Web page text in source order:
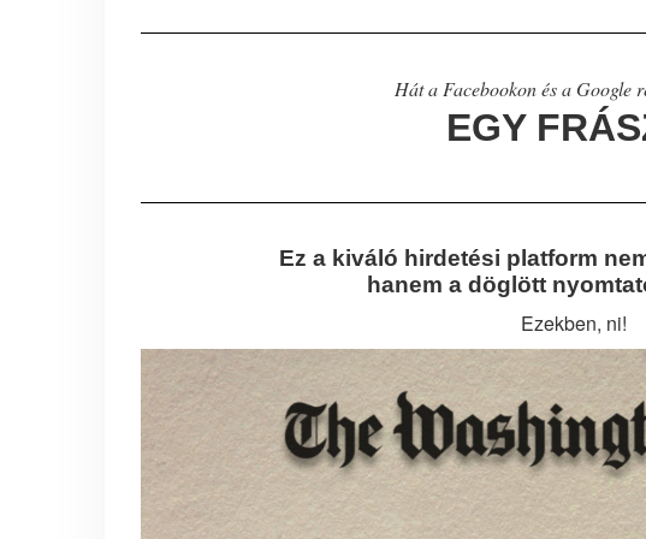
Hát a Facebookon és a Google
EGY
Ez a kiváló hirdetési platform
hanem a döglött
Ezekben, ni!